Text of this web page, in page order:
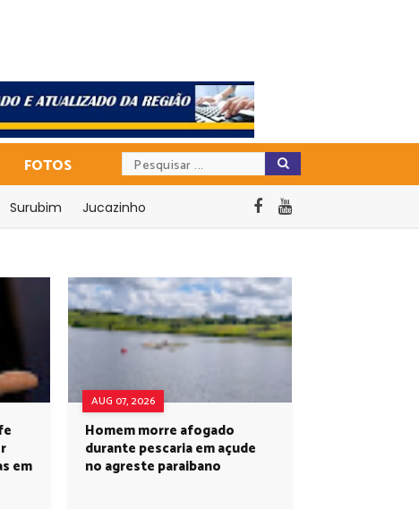
FOTOS
Surubim Jucazinho
em
AUG 07, 2026
Homem morre afogado
durante pescaria em açude
no agreste paraibano